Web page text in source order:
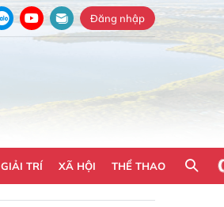
Đăng nhập
GIẢI TRÍ XÃ HỘI THỂ THAO